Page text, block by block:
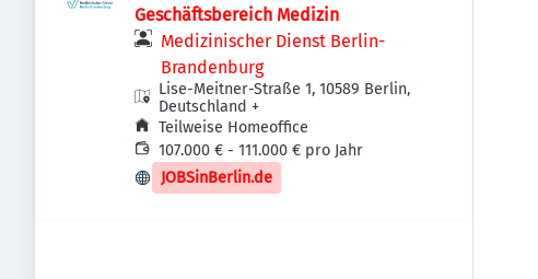
Geschäftsbereich Medizin
Medizinischer Dienst Berlin-
Brandenburg
Lise-Meitner-Straße 1, 10589 Berlin,
Deutschland +
Teilweise Homeoffice
107.000 € - 111.000 € pro Jahr
JOBSinBerlin.de